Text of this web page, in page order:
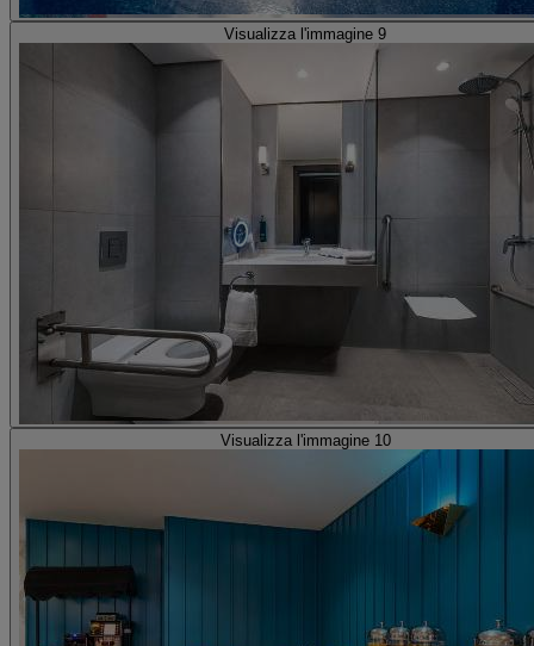
Visualizza l'immagine 9
Visualizza l'immagine 10